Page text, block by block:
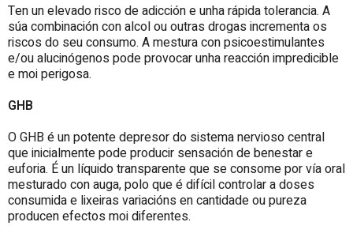
Ten un elevado risco de adicción e unha rápida tolerancia. A
súa combinación con alcol ou outras drogas incrementa os
riscos do seu consumo. A mestura con psicoestimulantes
e/ou alucinógenos pode provocar unha reacción impredicible
e moi perigosa.
GHB
O GHB é un potente depresor do sistema nervioso central
que inicialmente pode producir sensación de benestar e
euforia. É un líquido transparente que se consome por vía oral
mesturado con auga, polo que é difícil controlar a doses
consumida e lixeiras variacións en cantidade ou pureza
producen efectos moi diferentes.